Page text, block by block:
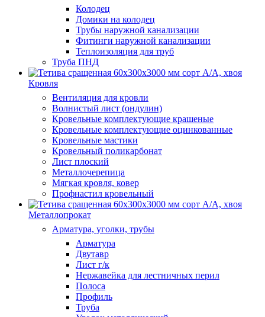
Колодец
Домики на колодец
Трубы наружной канализации
Фитинги наружной канализации
Теплоизоляция для труб
Труба ПНД
Кровля
Вентиляция для кровли
Волнистый лист (ондулин)
Кровельные комплектующие крашеные
Кровельные комплектующие оцинкованные
Кровельные мастики
Кровельный поликарбонат
Лист плоский
Металлочерепица
Мягкая кровля, ковер
Профнастил кровельный
Металлопрокат
Арматура, уголки, трубы
Арматура
Двутавр
Лист г/к
Нержавейка для лестничных перил
Полоса
Профиль
Труба